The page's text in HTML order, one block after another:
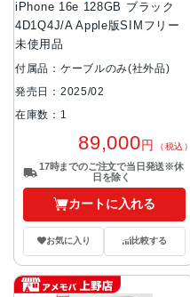
iPhone 16e 128GB ブラック
4D1Q4J/A Apple版SIMフリー
未使用品
付属品：ケーブルのみ(社外品)
発売日：2025/02
在庫数：1
89,000円 （税込）
17時までのご注文で当日発送※休
日を除く
カートに入れる
お気に入り 比較する